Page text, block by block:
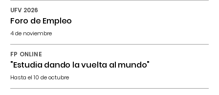
UFV 2026
Foro de Empleo
4 de noviembre
FP ONLINE
"Estudia dando la vuelta al mundo"
Hasta el 10 de octubre